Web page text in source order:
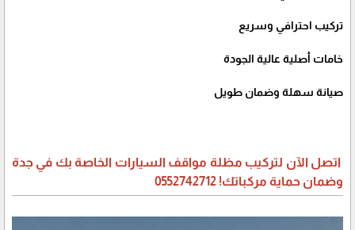
تركيب احترافي وسريع
خامات أصلية عالية الجودة
صيانة سهلة وضمان طويل
اتصل الآن لتركيب مظلة مواقف السيارات الخاصة بك في جدة
وضمان حماية مركباتك! 0552742712